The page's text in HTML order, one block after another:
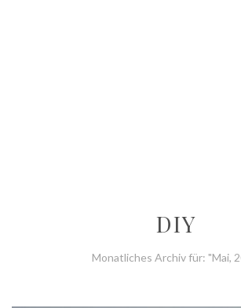
DIY
Monatliches Archiv für: "Mai,